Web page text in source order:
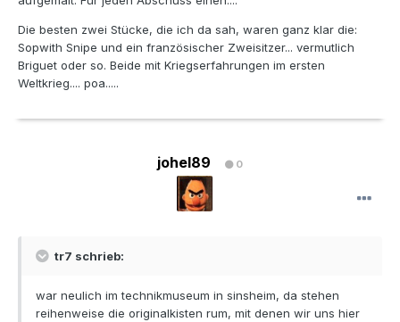
Die besten zwei Stücke, die ich da sah, waren ganz klar die:
Sopwith Snipe und ein französischer Zweisitzer... vermutlich
Briguet oder so. Beide mit Kriegserfahrungen im ersten
Weltkrieg.... poa.....
johel89 0
tr7 schrieb:
war neulich im technikmuseum in sinsheim, da stehen
reihenweise die originalkisten rum, mit denen wir uns hier